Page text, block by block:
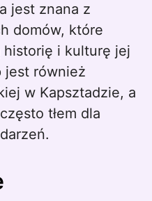
jest znana z
domów, które
i kulturę jej
jest również
w Kapsztadzie, a
tłem dla